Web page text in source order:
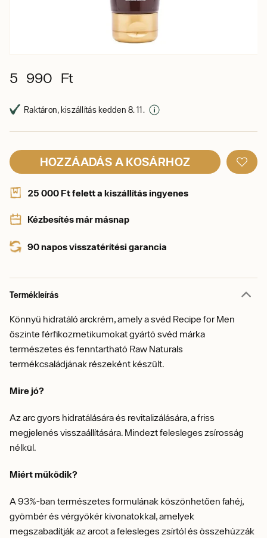
5 990 Ft
Raktáron, kiszállítás kedden 8. 11.
HOZZÁADÁS A KOSÁRHOZ
25 000 Ft felett a kiszállítás ingyenes
Kézbesítés már másnap
90 napos visszatérítési garancia
Termékleírás
Könnyű hidratáló arckrém, amely a svéd Recipe for Men
őszinte férfikozmetikumokat gyártó svéd márka
természetes és fenntartható Raw Naturals
termékcsaládjának részeként készült.
Mire jó?
Az arc gyors hidratálására és revitalizálására, a friss
megjelenés visszaállítására. Mindezt felesleges zsírosság
nélkül.
Miért működik?
A 93%-ban természetes formulának köszönhetően fahéj,
gyömbér és vérgyökér kivonatokkal, amelyek
megszabadítják az arcot a felesleges zsírtól és összehúzzák